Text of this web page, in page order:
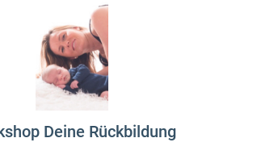
Deine Rückbildung